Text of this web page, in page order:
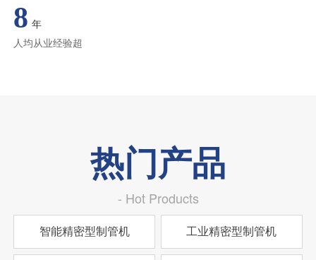
8 年
人均从业经验超
热门产品
- Hot Products
智能精密型制管机 工业精密型制管机